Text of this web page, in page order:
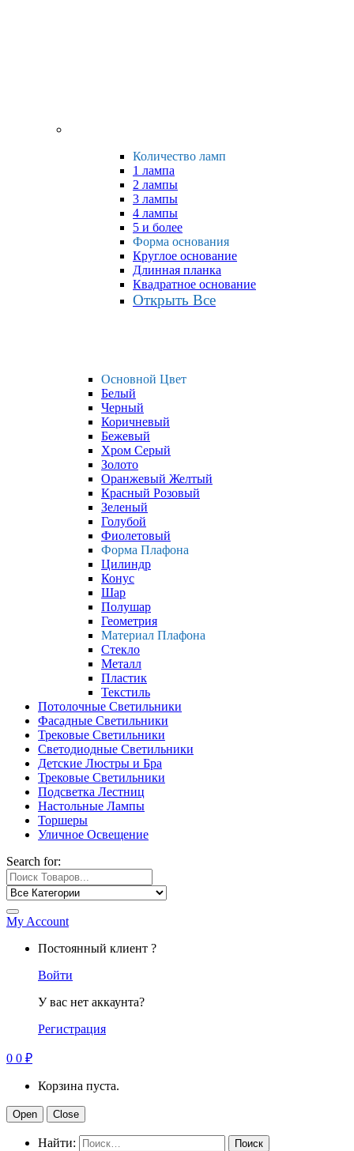
Количество ламп
1 лампа
2 лампы
3 лампы
4 лампы
5 и более
Форма основания
Круглое основание
Длинная планка
Квадратное основание
Открыть Все
Основной Цвет
Белый
Черный
Коричневый
Бежевый
Хром Серый
Золото
Оранжевый Желтый
Красный Розовый
Зеленый
Голубой
Фиолетовый
Форма Плафона
Цилиндр
Конус
Шар
Полушар
Геометрия
Материал Плафона
Стекло
Металл
Пластик
Текстиль
Потолочные Светильники
Фасадные Светильники
Трековые Светильники
Светодиодные Светильники
Детские Люстры и Бра
Трековые Светильники
Подсветка Лестниц
Настольные Лампы
Торшеры
Уличное Освещение
Search for:
My Account
Постоянный клиент ?
Войти
У вас нет аккаунта?
Регистрация
0 0 ₽
Корзина пуста.
Open Close
Найти: